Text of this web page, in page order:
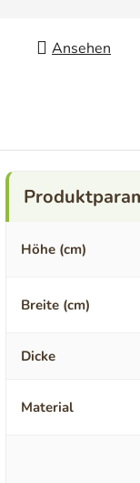
Ansehen
Höhe (cm)
Breite (cm)
Dicke
Material